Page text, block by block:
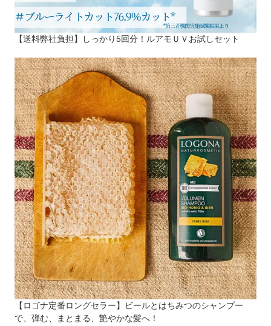
【送料弊社負担】しっかり5回分！ルアモＵＶお試しセット
【ロゴナ定番ロングセラー】ビールとはちみつのシャンプー
で、弾む、まとまる、艶やかな髪へ！